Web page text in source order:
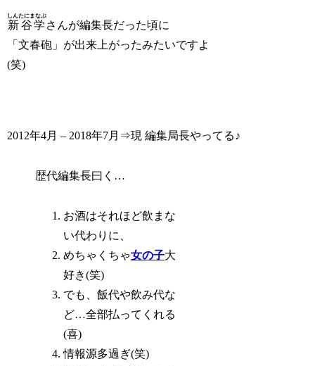
新谷学
しんたにまなぶ
さんが編集長だった頃に
「文春砲」が出来上がったみたいですよ
(笑)
2012年4月 – 2018年7月⇒現 編集局長やってる♪
歴代編集長曰く…
お酒はそれほど飲まな
い代わりに、
めちゃくちゃ女の子大
好き(笑)
でも、飯代や飲み代な
ど…全部払ってくれる
(喜)
情報源多過ぎ(笑)